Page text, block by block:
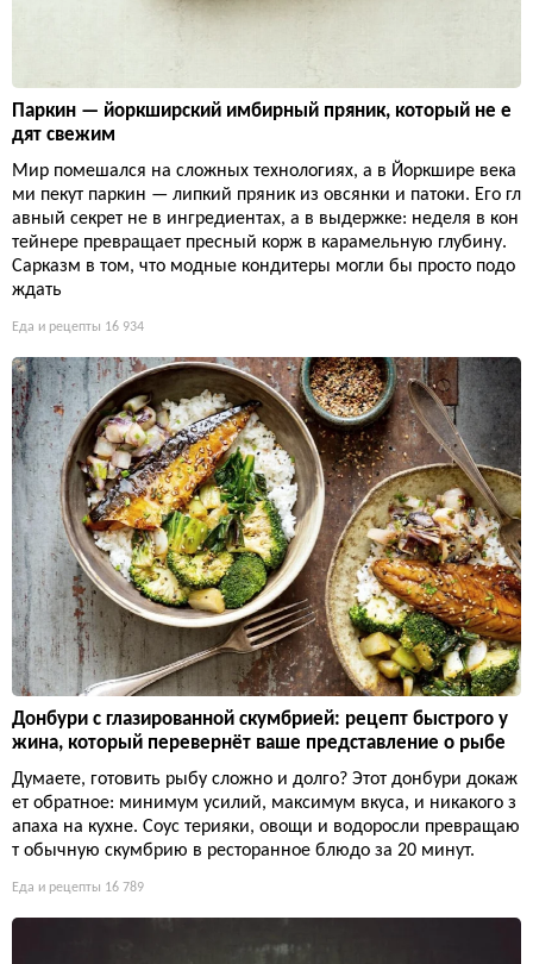
Паркин — йоркширский имбирный пряник, который не е
дят свежим
Мир помешался на сложных технологиях, а в Йоркшире века
ми пекут паркин — липкий пряник из овсянки и патоки. Его гл
авный секрет не в ингредиентах, а в выдержке: неделя в кон
тейнере превращает пресный корж в карамельную глубину.
Сарказм в том, что модные кондитеры могли бы просто подо
ждать
Еда и рецепты 16 934
Донбури с глазированной скумбрией: рецепт быстрого у
жина, который перевернёт ваше представление о рыбе
Думаете, готовить рыбу сложно и долго? Этот донбури докаж
ет обратное: минимум усилий, максимум вкуса, и никакого з
апаха на кухне. Соус терияки, овощи и водоросли превращаю
т обычную скумбрию в ресторанное блюдо за 20 минут.
Еда и рецепты 16 789